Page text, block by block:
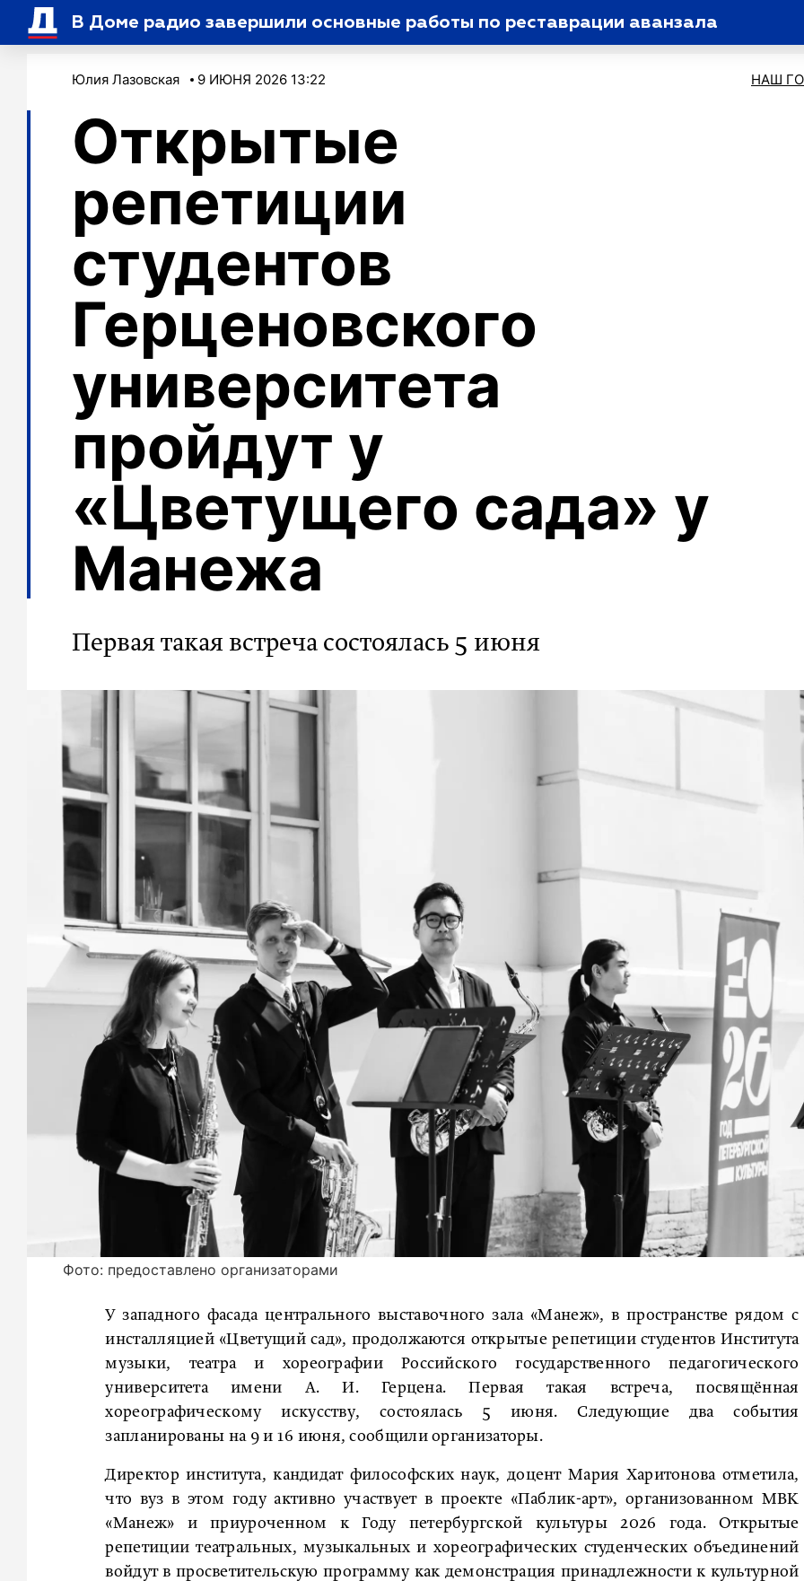
В Доме радио завершили основные работы по реставрации аванзала
Юлия Лазовская 9 ИЮНЯ 2026 13:22 НАШ
Открытые
репетиции
студентов
Герценовского
университета
пройдут у
«Цветущего сада» у
Манежа
Первая такая встреча состоялась 5 июня
Фото: предоставлено организаторами
У западного фасада центрального выставочного зала «Манеж», в пространстве рядом с
инсталляцией «Цветущий сад», продолжаются открытые репетиции студентов Института
музыки, театра и хореографии Российского государственного педагогического
университета имени А. И. Герцена. Первая такая встреча, посвящённая
хореографическому искусству, состоялась 5 июня. Следующие два события
запланированы на 9 и 16 июня, сообщили организаторы.
Директор института, кандидат философских наук, доцент Мария Харитонова отметила,
что вуз в этом году активно участвует в проекте «Паблик-арт», организованном МВК
«Манеж» и приуроченном к Году петербургской культуры 2026 года. Открытые
репетиции театральных, музыкальных и хореографических студенческих объединений
войдут в просветительскую программу как демонстрация принадлежности к культурной